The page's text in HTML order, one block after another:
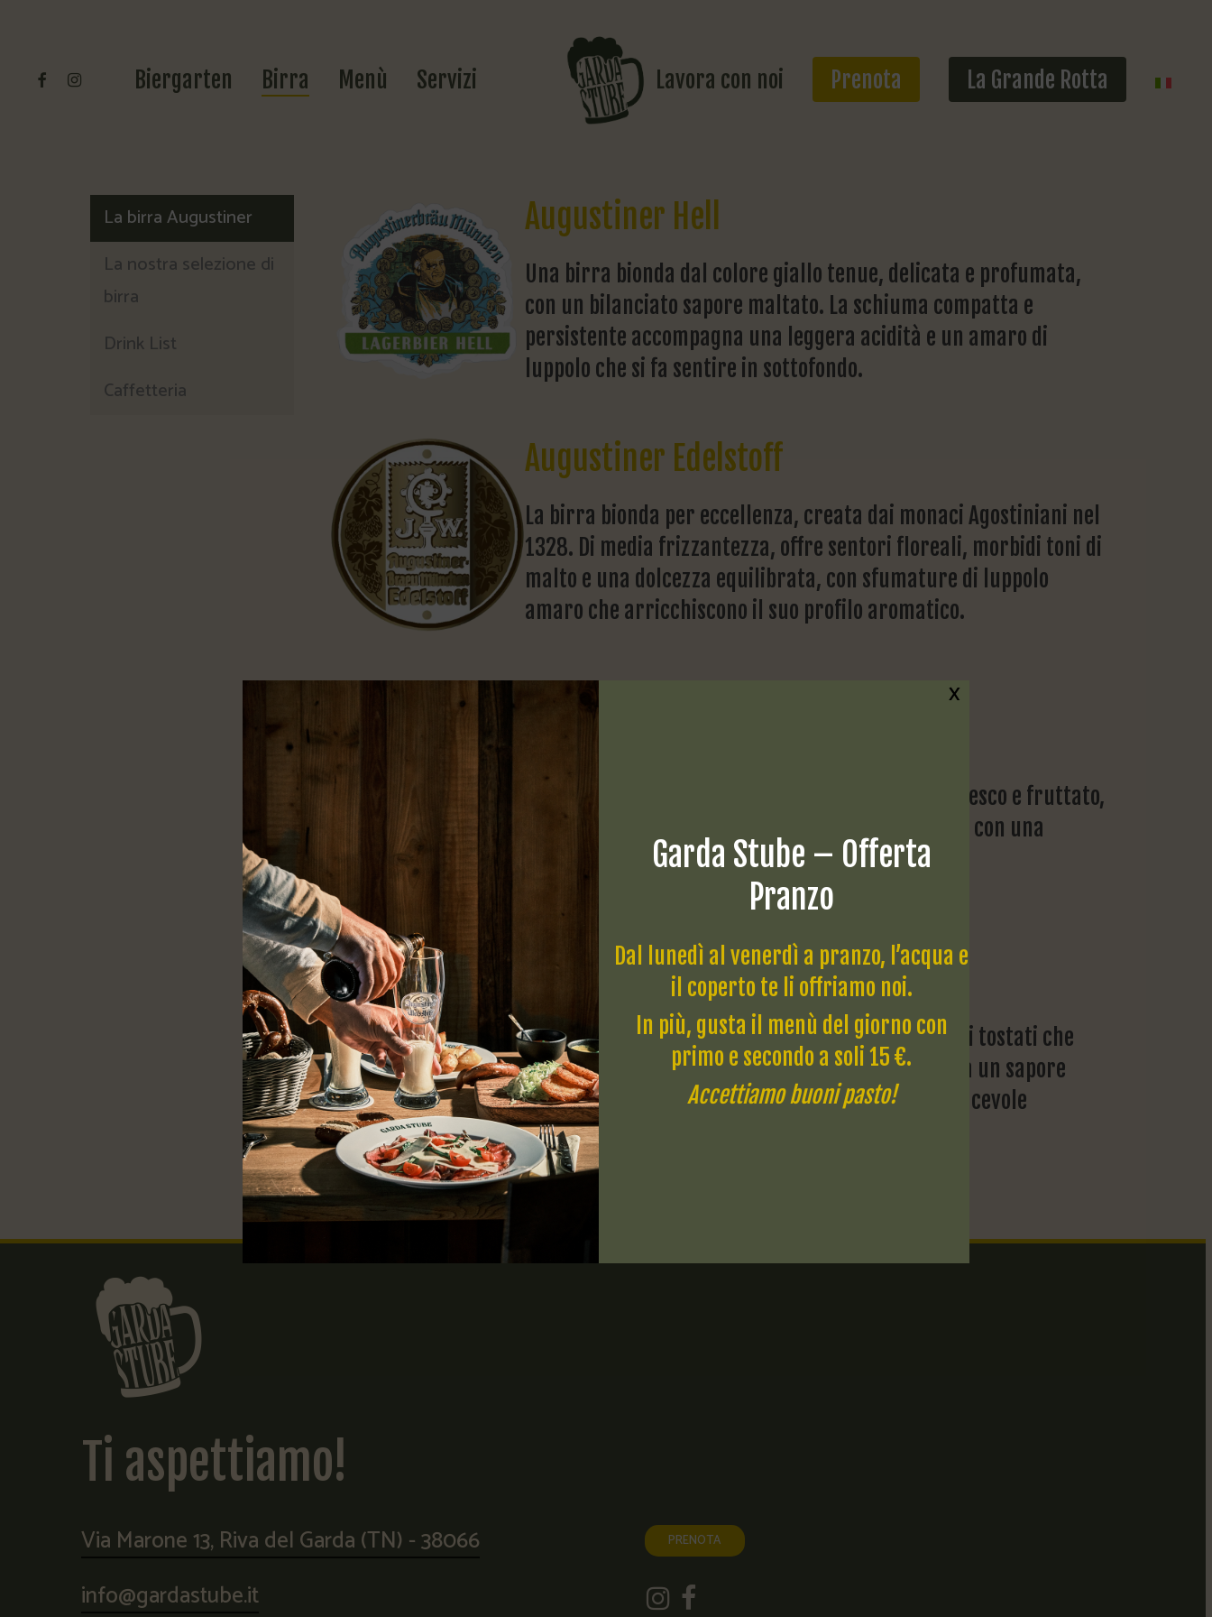
Biergarten Birra Menù Servizi Lavora con noi Prenota La Grande Rotta
facebookinstagram
La birra Augustiner
La nostra selezione di
birra
Drink List
Caffetteria
Augustiner Hell
Una birra bionda dal colore giallo tenue, delicata e profumata,
con un bilanciato sapore maltato. La schiuma compatta e
persistente accompagna una leggera acidità e un amaro di
luppolo che si fa sentire in sottofondo.
Augustiner Edelstoff
La birra bionda per eccellenza, creata dai monaci Agostiniani nel
1328. Di media frizzantezza, offre sentori floreali, morbidi toni di
malto e una dolcezza equilibrata, con sfumature di luppolo
amaro che arricchiscono il suo profilo aromatico.
Birra dal colore giallo paglierino, con un aroma fresco e fruttato,
arricchito da note agrumate. Al palato, è delicata, con una
leggera e piacevole nota amara.
Augustiner Dunkel
Con la sua tonalità scura, questa birra offre aromi tostati che
ricordano il caramello e il cacao, accompagnati da un sapore
ricco di malto e caffè, il tutto sostenuto da una piacevole
effervescenza.
Ti aspettiamo!
Via Marone 13, Riva del Garda (TN) - 38066
info@gardastube.it
PRENOTA
Garda Stube – Offerta
Pranzo
Dal lunedì al venerdì a pranzo, l’acqua e
il coperto te li offriamo noi.
In più, gusta il menù del giorno con
primo e secondo a soli 15 €.
Accettiamo buoni pasto!
X